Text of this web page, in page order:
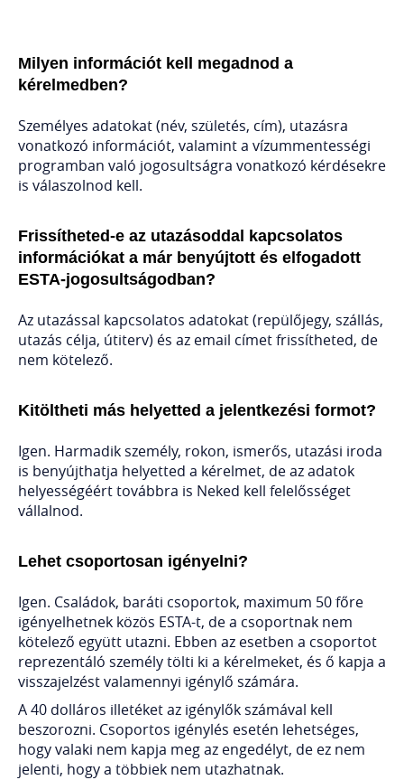
Milyen információt kell megadnod a
kérelmedben?
Személyes adatokat (név, születés, cím), utazásra
vonatkozó információt, valamint a vízummentességi
programban való jogosultságra vonatkozó kérdésekre
is válaszolnod kell.
Frissítheted-e az utazásoddal kapcsolatos
információkat a már benyújtott és elfogadott
ESTA-jogosultságodban?
Az utazással kapcsolatos adatokat (repülőjegy, szállás,
utazás célja, útiterv) és az email címet frissítheted, de
nem kötelező.
Kitöltheti más helyetted a jelentkezési formot?
Igen. Harmadik személy, rokon, ismerős, utazási iroda
is benyújthatja helyetted a kérelmet, de az adatok
helyességéért továbbra is Neked kell felelősséget
vállalnod.
Lehet csoportosan igényelni?
Igen. Családok, baráti csoportok, maximum 50 főre
igényelhetnek közös ESTA-t, de a csoportnak nem
kötelező együtt utazni. Ebben az esetben a csoportot
reprezentáló személy tölti ki a kérelmeket, és ő kapja a
visszajelzést valamennyi igénylő számára.
A 40 dolláros illetéket az igénylők számával kell
beszorozni. Csoportos igénylés esetén lehetséges,
hogy valaki nem kapja meg az engedélyt, de ez nem
jelenti, hogy a többiek nem utazhatnak.